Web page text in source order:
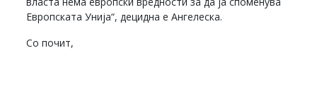
Европската Унија“, децидна е Ангелеска.
Со почит,